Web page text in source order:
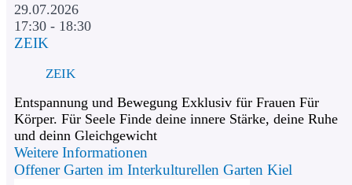
29.07.2026
17:30 - 18:30
ZEIK
ZEIK
Entspannung und Bewegung Exklusiv für Frauen Für
Körper. Für Seele Finde deine innere Stärke, deine Ruhe
und deinn Gleichgewicht
Weitere Informationen
Offener Garten im Interkulturellen Garten Kiel